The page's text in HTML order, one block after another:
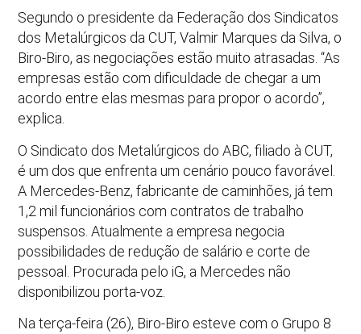
Segundo o presidente da Federação dos Sindicatos
dos Metalúrgicos da CUT, Valmir Marques da Silva, o
Biro-Biro, as negociações estão muito atrasadas. “As
empresas estão com dificuldade de chegar a um
acordo entre elas mesmas para propor o acordo”,
explica.
O Sindicato dos Metalúrgicos do ABC, filiado à CUT,
é um dos que enfrenta um cenário pouco favorável.
A Mercedes-Benz, fabricante de caminhões, já tem
1,2 mil funcionários com contratos de trabalho
suspensos. Atualmente a empresa negocia
possibilidades de redução de salário e corte de
pessoal. Procurada pelo iG, a Mercedes não
disponibilizou porta-voz.
Na terça-feira (26), Biro-Biro esteve com o Grupo 8